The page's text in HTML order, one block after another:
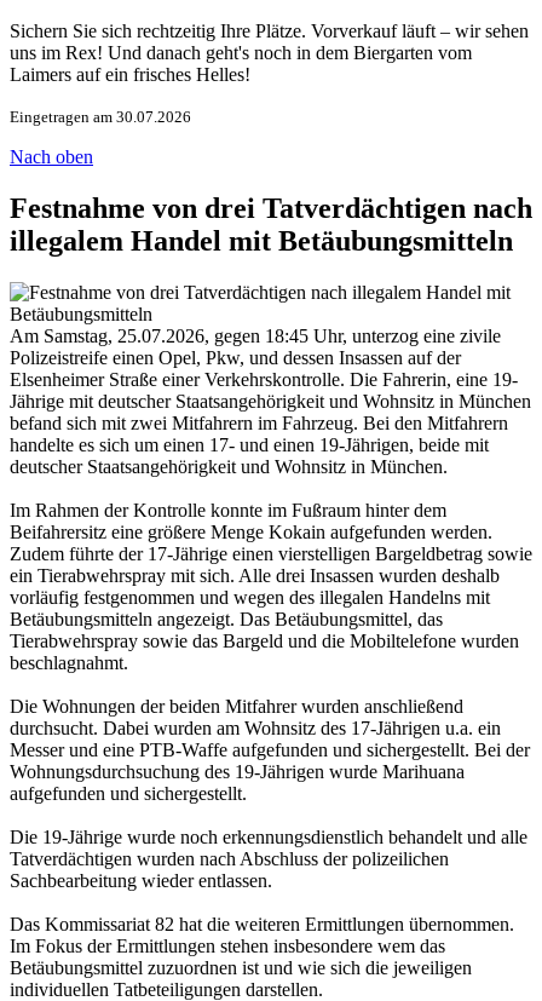
Sichern Sie sich rechtzeitig Ihre Plätze. Vorverkauf läuft – wir sehen
uns im Rex! Und danach geht's noch in dem Biergarten vom
Laimers auf ein frisches Helles!
Eingetragen am 30.07.2026
Nach oben
Festnahme von drei Tatverdächtigen nach
illegalem Handel mit Betäubungsmitteln
Am Samstag, 25.07.2026, gegen 18:45 Uhr, unterzog eine zivile
Polizeistreife einen Opel, Pkw, und dessen Insassen auf der
Elsenheimer Straße einer Verkehrskontrolle. Die Fahrerin, eine 19-
Jährige mit deutscher Staatsangehörigkeit und Wohnsitz in München
befand sich mit zwei Mitfahrern im Fahrzeug. Bei den Mitfahrern
handelte es sich um einen 17- und einen 19-Jährigen, beide mit
deutscher Staatsangehörigkeit und Wohnsitz in München.
Im Rahmen der Kontrolle konnte im Fußraum hinter dem
Beifahrersitz eine größere Menge Kokain aufgefunden werden.
Zudem führte der 17-Jährige einen vierstelligen Bargeldbetrag sowie
ein Tierabwehrspray mit sich. Alle drei Insassen wurden deshalb
vorläufig festgenommen und wegen des illegalen Handelns mit
Betäubungsmitteln angezeigt. Das Betäubungsmittel, das
Tierabwehrspray sowie das Bargeld und die Mobiltelefone wurden
beschlagnahmt.
Die Wohnungen der beiden Mitfahrer wurden anschließend
durchsucht. Dabei wurden am Wohnsitz des 17-Jährigen u.a. ein
Messer und eine PTB-Waffe aufgefunden und sichergestellt. Bei der
Wohnungsdurchsuchung des 19-Jährigen wurde Marihuana
aufgefunden und sichergestellt.
Die 19-Jährige wurde noch erkennungsdienstlich behandelt und alle
Tatverdächtigen wurden nach Abschluss der polizeilichen
Sachbearbeitung wieder entlassen.
Das Kommissariat 82 hat die weiteren Ermittlungen übernommen.
Im Fokus der Ermittlungen stehen insbesondere wem das
Betäubungsmittel zuzuordnen ist und wie sich die jeweiligen
individuellen Tatbeteiligungen darstellen.